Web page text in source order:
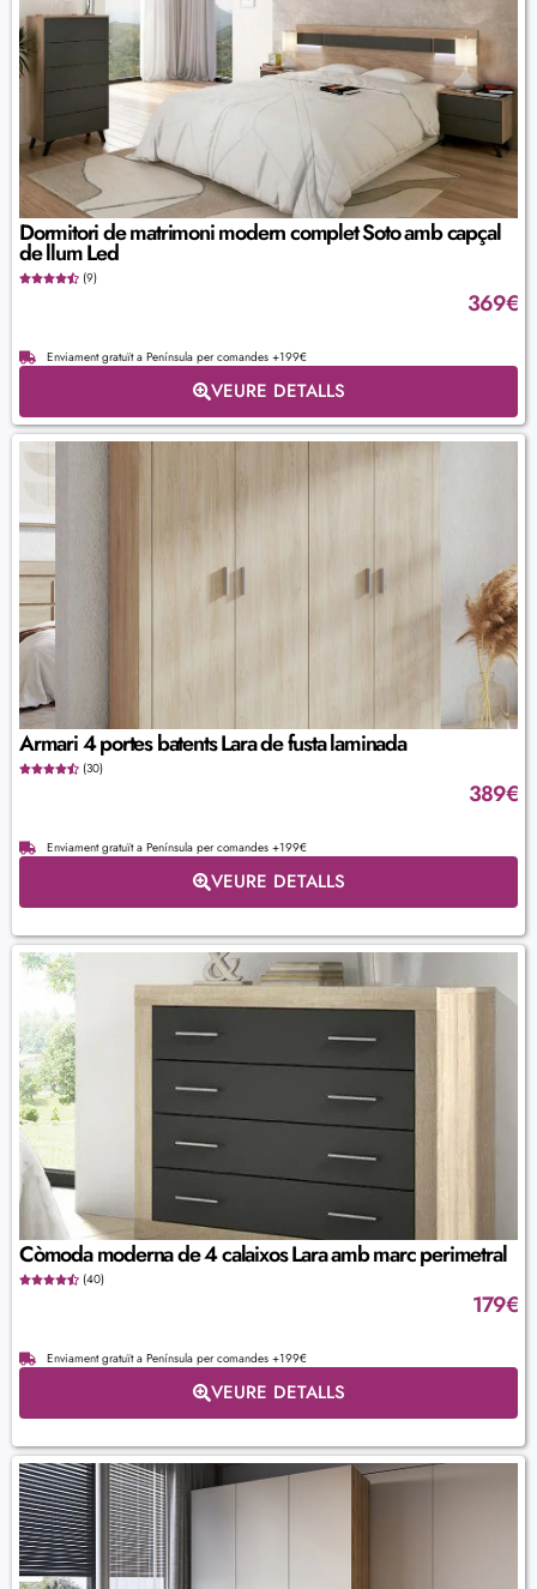
Dormitori de matrimoni modern complet Soto amb capçal
de llum Led
(9)
369€
Enviament gratuït a Península per comandes +199€
VEURE DETALLS
Armari 4 portes batents Lara de fusta laminada
(30)
389€
Enviament gratuït a Península per comandes +199€
VEURE DETALLS
Còmoda moderna de 4 calaixos Lara amb marc perimetral
(40)
179€
Enviament gratuït a Península per comandes +199€
VEURE DETALLS